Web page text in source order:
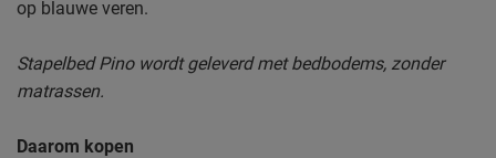
op blauwe veren.
Stapelbed Pino wordt geleverd met bedbodems, zonder
matrassen.
Daarom kopen